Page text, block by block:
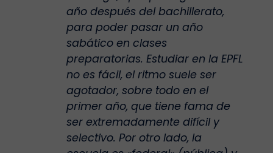
año después del bachillerato,
para poder pasar un año
sabático en clases
preparatorias. Estudiar en la EPFL
no es fácil, el ritmo suele ser
agotador, sobre todo en el
primer año, que tiene fama de
ser extremadamente difícil y
selectivo. Por otro lado, la